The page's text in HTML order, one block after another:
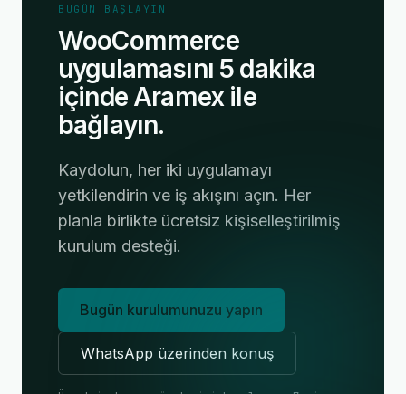
BUGÜN BAŞLAYIN
WooCommerce
uygulamasını 5 dakika
içinde Aramex ile
bağlayın.
Kaydolun, her iki uygulamayı
yetkilendirin ve iş akışını açın. Her
planla birlikte ücretsiz kişiselleştirilmiş
kurulum desteği.
Bugün kurulumunuzu yapın
WhatsApp üzerinden konuş